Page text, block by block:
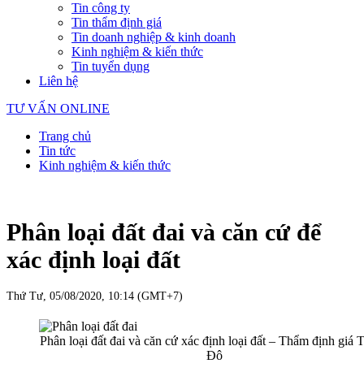
Tin công ty
Tin thẩm định giá
Tin doanh nghiệp & kinh doanh
Kinh nghiệm & kiến thức
Tin tuyển dụng
Liên hệ
TƯ VẤN ONLINE
Trang chủ
Tin tức
Kinh nghiệm & kiến thức
Phân loại đất đai và căn cứ để
xác định loại đất
Thứ Tư, 05/08/2020, 10:14 (GMT+7)
Phân loại đất đai và căn cứ xác định loại đất – Thẩm định giá
Đô